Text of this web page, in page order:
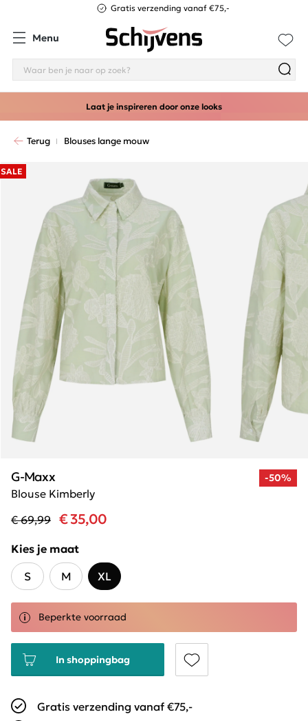
Gratis verzending vanaf €75,-
Menu
Laat je inspireren door onze looks
Terug Blouses lange mouw
SALE
-50%
Blouse Kimberly
G-Maxx
€ 69,99 € 35,00
Kies je maat
S
M XL
Beperkte voorraad
In shoppingbag
Gratis verzending vanaf €75,-